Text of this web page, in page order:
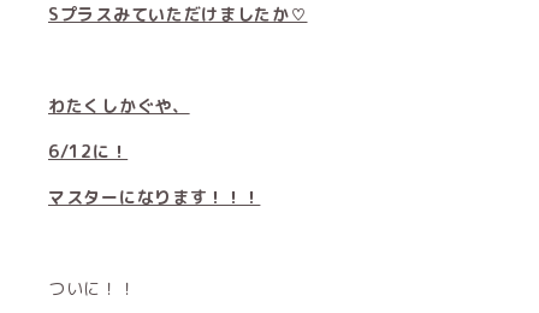
Sプラスみていただけましたか♡
わたくしかぐや、
6/12に！
マスターになります！！！
ついに！！